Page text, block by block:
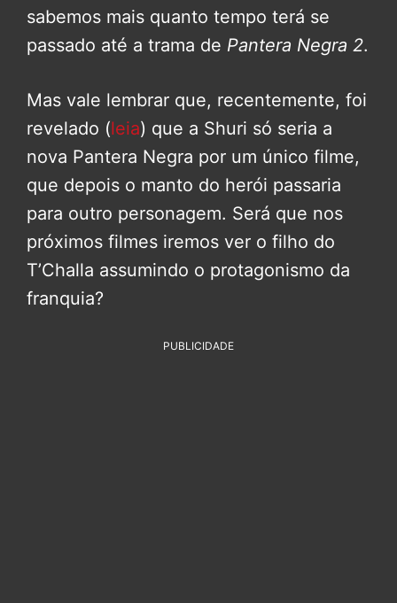
sabemos mais quanto tempo terá se
passado até a trama de Pantera Negra 2.
Mas vale lembrar que, recentemente, foi
revelado (leia) que a Shuri só seria a
nova Pantera Negra por um único filme,
que depois o manto do herói passaria
para outro personagem. Será que nos
próximos filmes iremos ver o filho do
T’Challa assumindo o protagonismo da
franquia?
PUBLICIDADE